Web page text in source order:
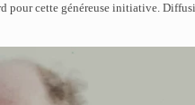
pour cette généreuse initiative.